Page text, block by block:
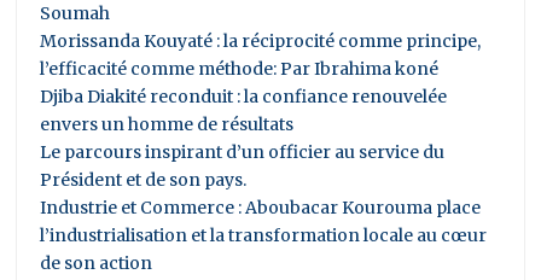
Soumah
Morissanda Kouyaté : la réciprocité comme principe,
l’efficacité comme méthode: Par Ibrahima koné
Djiba Diakité reconduit : la confiance renouvelée
envers un homme de résultats
Le parcours inspirant d’un officier au service du
Président et de son pays.
Industrie et Commerce : Aboubacar Kourouma place
l’industrialisation et la transformation locale au cœur
de son action